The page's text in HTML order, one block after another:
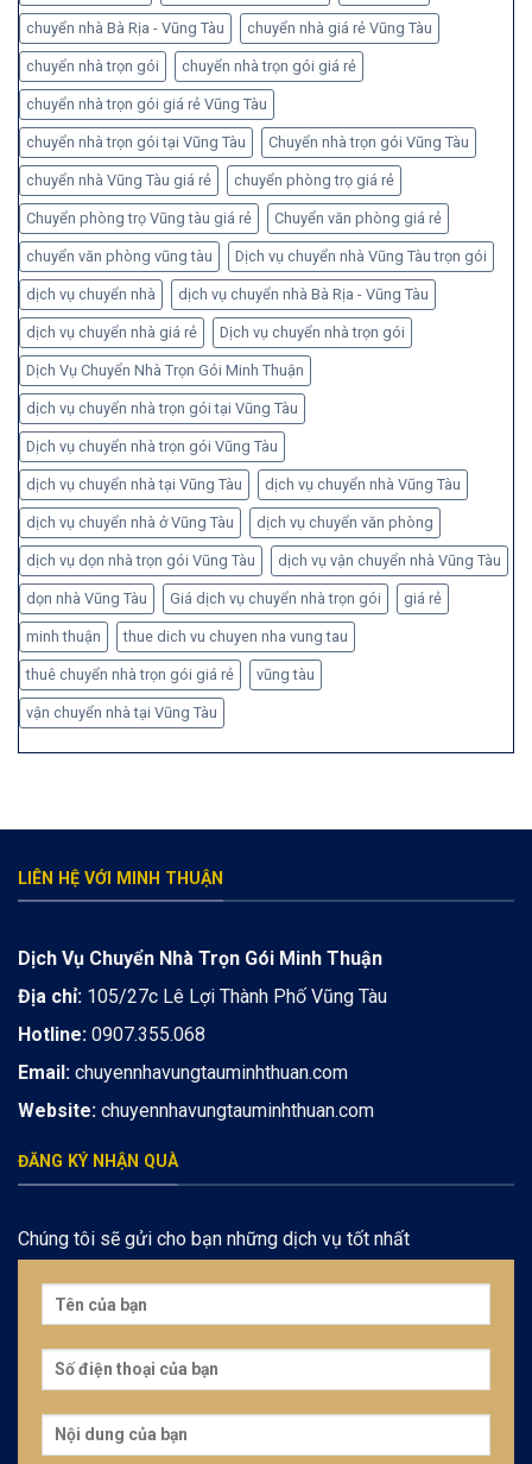
chuyển nhà Bà Rịa - Vũng Tàu chuyển nhà giá rẻ Vũng Tàu
chuyển nhà trọn gói chuyển nhà trọn gói giá rẻ
chuyển nhà trọn gói giá rẻ Vũng Tàu
chuyển nhà trọn gói tại Vũng Tàu Chuyển nhà trọn gói Vũng Tàu
chuyển nhà Vũng Tàu giá rẻ chuyển phòng trọ giá rẻ
Chuyển phòng trọ Vũng tàu giá rẻ Chuyển văn phòng giá rẻ
chuyển văn phòng vũng tàu Dịch vụ chuyển nhà Vũng Tàu trọn gói
dịch vụ chuyển nhà dịch vụ chuyển nhà Bà Rịa - Vũng Tàu
dịch vụ chuyển nhà giá rẻ Dịch vụ chuyển nhà trọn gói
Dịch Vụ Chuyển Nhà Trọn Gói Minh Thuận
dịch vụ chuyển nhà trọn gói tại Vũng Tàu
Dịch vụ chuyển nhà trọn gói Vũng Tàu
dịch vụ chuyển nhà tại Vũng Tàu dịch vụ chuyển nhà Vũng Tàu
dịch vụ chuyển nhà ở Vũng Tàu dịch vụ chuyển văn phòng
dịch vụ dọn nhà trọn gói Vũng Tàu dịch vụ vận chuyển nhà Vũng Tàu
dọn nhà Vũng Tàu Giá dịch vụ chuyển nhà trọn gói giá rẻ
minh thuận thue dich vu chuyen nha vung tau
thuê chuyển nhà trọn gói giá rẻ vũng tàu
vận chuyển nhà tại Vũng Tàu
LIÊN HỆ VỚI MINH THUẬN
Dịch Vụ Chuyển Nhà Trọn Gói Minh Thuận
Địa chỉ: 105/27c Lê Lợi Thành Phố Vũng Tàu
Hotline: 0907.355.068
Email: chuyennhavungtauminhthuan.com
Website: chuyennhavungtauminhthuan.com
ĐĂNG KÝ NHẬN QUÀ
Chúng tôi sẽ gửi cho bạn những dịch vụ tốt nhất